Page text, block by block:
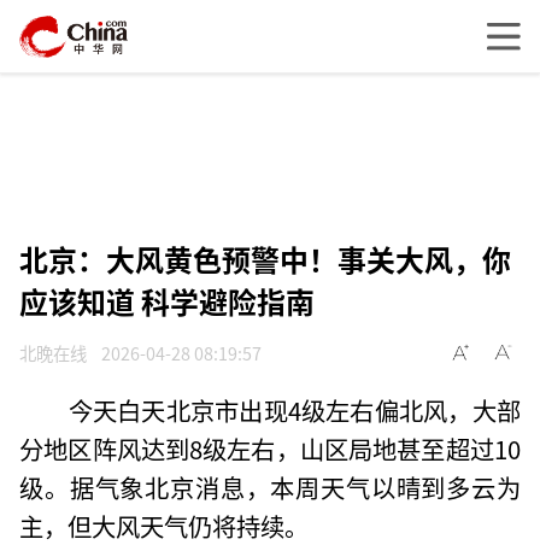
北京：大风黄色预警中！事关大风，你
应该知道 科学避险指南
北晚在线 2026-04-28 08:19:57
今天白天北京市出现4级左右偏北风，大部
分地区阵风达到8级左右，山区局地甚至超过10
级。据气象北京消息，本周天气以晴到多云为
主，但大风天气仍将持续。